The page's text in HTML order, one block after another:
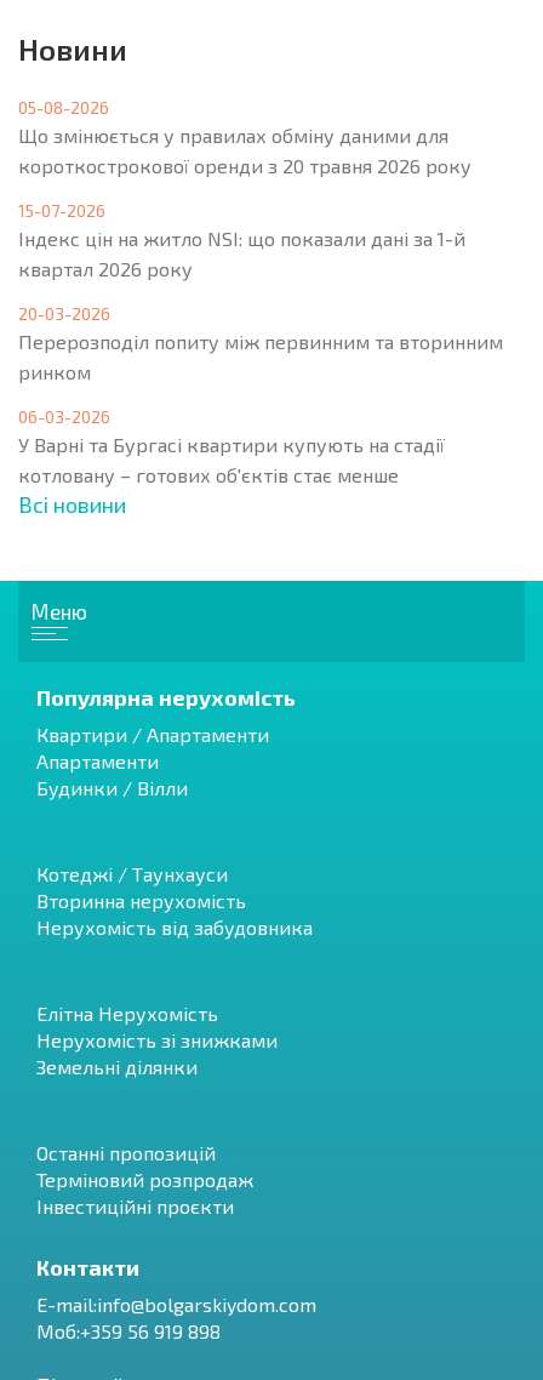
Новини
05-08-2026
Що змінюється у правилах обміну даними для
короткострокової оренди з 20 травня 2026 року
15-07-2026
Індекс цін на житло NSI: що показали дані за 1-й
квартал 2026 року
20-03-2026
Перерозподіл попиту між первинним та вторинним
ринком
06-03-2026
У Варні та Бургасі квартири купують на стадії
котловану – готових об'єктів стає менше
Всі новини
Меню
Популярна нерухомість
Квартири / Апартаменти
Апартаменти
Будинки / Вілли
Котеджі / Таунхауси
Вторинна нерухомість
Нерухомість від забудовника
Елітна Нерухомість
Нерухомість зі знижками
Земельні ділянки
Останні пропозицій
Терміновий розпродаж
Інвестиційні проєкти
Контакти
E-mail:info@bolgarskiydom.com
Моб:+359 56 919 898